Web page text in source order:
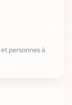
personnes à